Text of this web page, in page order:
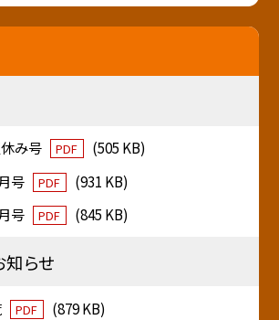
み号 PDF
(505 KB)
号
PDF
(931 KB)
号
PDF (845 KB)
らせ
PDF (879 KB)